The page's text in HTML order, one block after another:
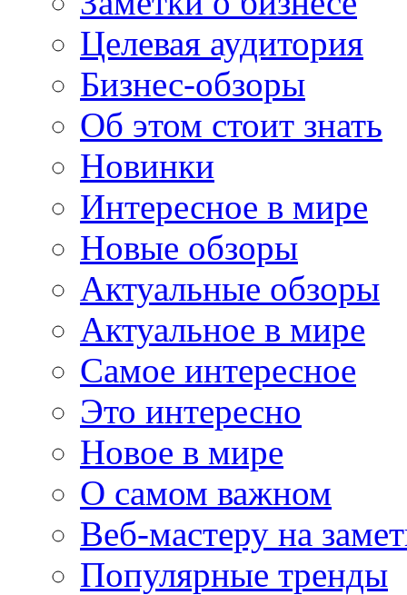
Целевая аудитория
Бизнес-обзоры
Об этом стоит знать
Новинки
Интересное в мире
Новые обзоры
Актуальные обзоры
Актуальное в мире
Самое интересное
Это интересно
Новое в мире
О самом важном
Веб-мастеру на
Популярные тренды